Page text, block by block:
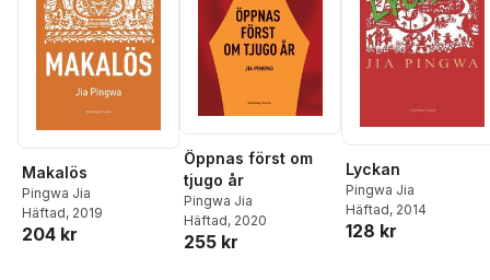
Makalös
Pingwa Jia
Häftad, 2019
204 kr
Öppnas först om
tjugo år
Pingwa Jia
Häftad, 2020
255 kr
Lyckan
Pingwa Jia
Häftad, 2014
128 kr